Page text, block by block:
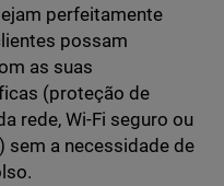
perfeitamente
possam
as suas
(proteção de
rede, Wi-Fi seguro ou
sem a necessidade de